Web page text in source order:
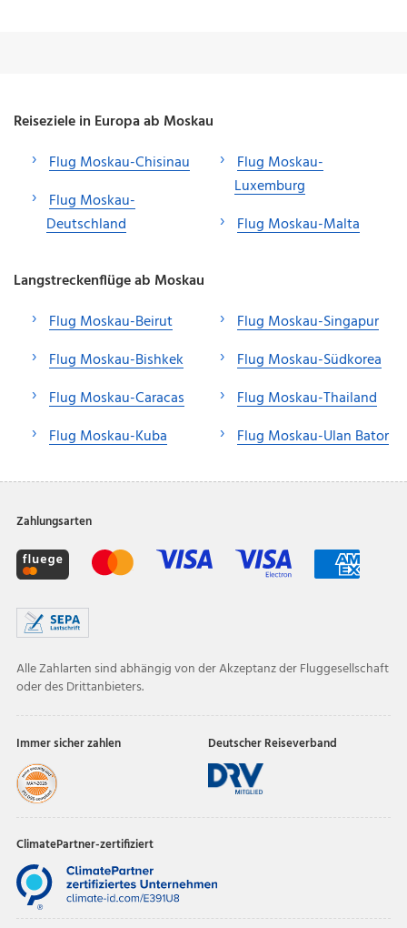
Reiseziele in Europa ab Moskau
Flug Moskau-Chisinau
Flug Moskau-
Deutschland
Flug Moskau-
Luxemburg
Flug Moskau-Malta
Langstreckenflüge ab Moskau
Flug Moskau-Beirut
Flug Moskau-Bishkek
Flug Moskau-Caracas
Flug Moskau-Kuba
Flug Moskau-Singapur
Flug Moskau-Südkorea
Flug Moskau-Thailand
Flug Moskau-Ulan Bator